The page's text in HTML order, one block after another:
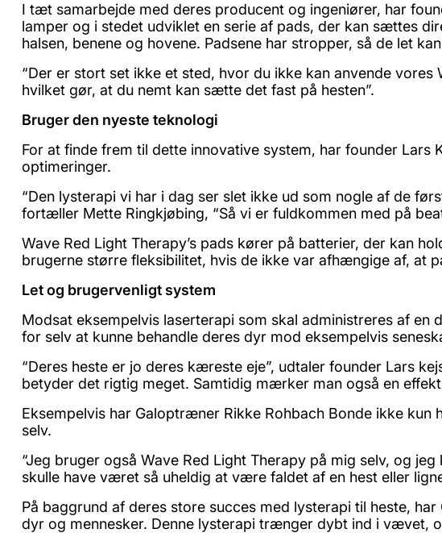
I tæt samarbejde med deres producent og ingeniører, har
lamper og i stedet udviklet en serie af pads, der kan sættes
halsen, benene og hovene. Padsene har stropper, så de let
“Der er stort set ikke et sted, hvor du ikke kan anvende
hvilket gør, at du nemt kan sætte det fast på hesten”.
Bruger den nyeste teknologi
For at finde frem til dette innovative system, har founder Lars
optimeringer.
“Den lysterapi vi har i dag ser slet ikke ud som nogle af de
fortæller Mette Ringkjøbing, “Så vi er fuldkommen med på
Wave Red Light Therapy’s pads kører på batterier, der kan
brugerne større fleksibilitet, hvis de ikke var afhængige af, at
Let og brugervenligt system
Modsat eksempelvis laserterapi som skal administreres af
for selv at kunne behandle deres dyr mod eksempelvis
“Deres heste er jo deres kæreste eje”, udtaler founder Lars
betyder det rigtig meget. Samtidig mærker man også en
Eksempelvis har Galoptræner Rikke Rohbach Bonde ikke
selv.
“Jeg bruger også Wave Red Light Therapy på mig selv, og
skulle have været så uheldig at være faldet af en hest eller
På baggrund af deres store succes med lysterapi til heste,
dyr og mennesker. Denne lysterapi trænger dybt ind i vævet,